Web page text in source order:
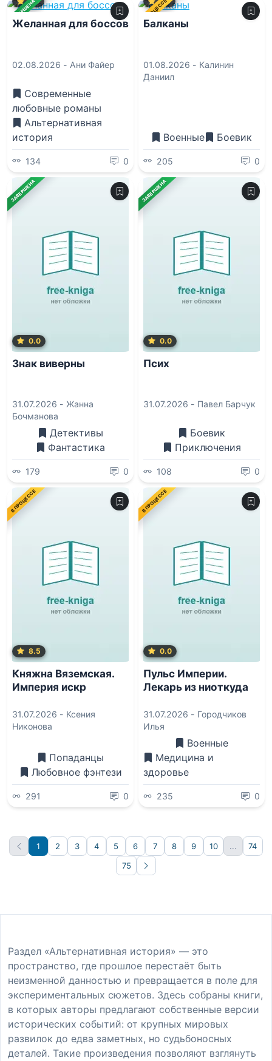
ЗАВЕРШЕНА
Желанная для боссов
02.08.2026 - Ани Файер
Современные
любовные романы
Альтернативная
история
134 0
В ПРОЦЕССЕ
Балканы
01.08.2026 - Калинин
Даниил
Военные Боевик
205 0
ЗАВЕРШЕНА
0.0
Знак виверны
31.07.2026 - Жанна
Бочманова
Детективы
Фантастика
179 0
ЗАВЕРШЕНА
0.0
Псих
31.07.2026 - Павел Барчук
Боевик
Приключения
108 0
В ПРОЦЕССЕ
8.5
Княжна Вяземская.
Империя искр
31.07.2026 - Ксения
Никонова
Попаданцы
Любовное фэнтези
291 0
В ПРОЦЕССЕ
0.0
Пульс Империи.
Лекарь из ниоткуда
31.07.2026 - Городчиков
Илья
Военные
Медицина и
здоровье
235 0
1 2 3 4 5 6 7 8 9 10 ...
74
75
Вперёд
Раздел «Альтернативная история» — это
пространство, где прошлое перестаёт быть
неизменной данностью и превращается в поле для
экспериментальных сюжетов. Здесь собраны книги,
в которых авторы предлагают собственные версии
исторических событий: от крупных мировых
развилок до едва заметных, но судьбоносных
деталей. Такие произведения позволяют взглянуть